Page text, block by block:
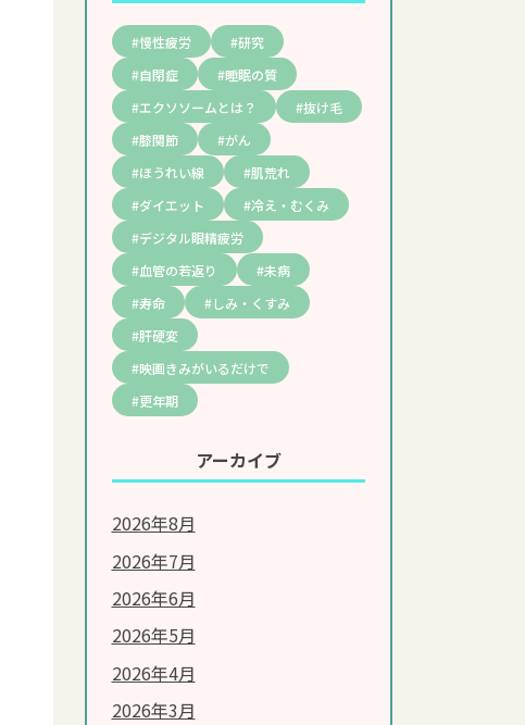
美容・エイジングケア
シミ・しわ
肌荒れ
慢性疲労
研究
自閉症
睡眠の質
エクソソームとは？
抜け毛
膝関節
がん
ほうれい線
肌荒れ
ダイエット
冷え・むくみ
デジタル眼精疲労
血管の若返り
未病
寿命
しみ・くすみ
肝硬変
映画きみがいるだけで
更年期
アーカイブ
2026年8月
2026年7月
2026年6月
2026年5月
2026年4月
2026年3月